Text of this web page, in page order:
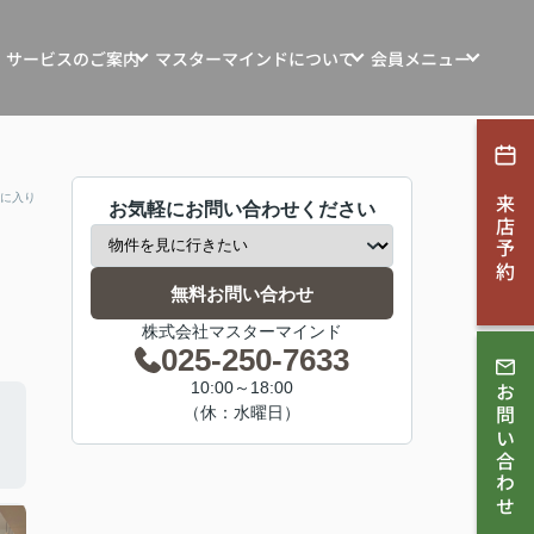
サービスのご案内
ョン・土地・収益物件売買
ンド自社物件
ン・リフォーム
マスターマインドについて
マスターマインドの想い
お客様の声
お知らせ
会社概要
スタッフ紹介
スタッフブログ
会員メニュー
新規会員登録
ログイン
来店予約
お問い合わせ
入り
お気軽にお問い合わせください
無料お問い合わせ
株式会社マスターマインド
025-250-7633
10:00～18:00
（休：水曜日）